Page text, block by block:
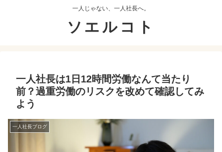
一人じゃない、一人社長へ。
ソエルコト
一人社長は1日12時間労働なんて当たり
前？過重労働のリスクを改めて確認してみ
よう
一人社長ブログ